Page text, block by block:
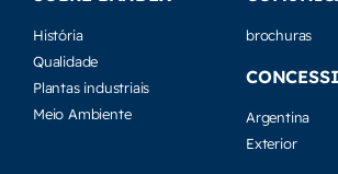
Plantas industriais
Meio Ambiente
Argentina